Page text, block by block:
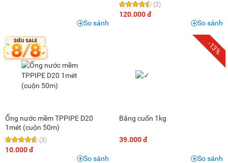
So sánh
(2)
120.000 đ
So sánh
Ống nước mềm TPPIPE D20
1mét (cuộn 50m)
(3)
10.000 đ
So sánh
-13%
Băng cuốn 1kg
39.000 đ
So sánh